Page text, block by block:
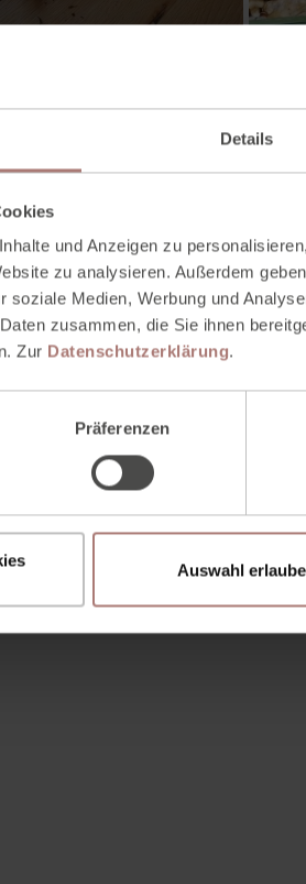
Details
und Anzeigen zu
zu analysieren. Außerdem
soziale Medien, Werbung und
zusammen, die Sie ihnen
Zur Datenschutzerklärung.
Präferenzen
Auswahl
| pdf
Wie gefällt Ihnen der Artikel?